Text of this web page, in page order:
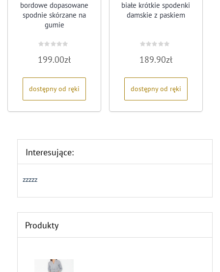
bordowe dopasowane
spodnie skórzane na
gumie
0
na
199.00zł
dostępny od ręki
białe krótkie spodenki
damskie z paskiem
0
na
189.90zł
dostępny od ręki
Interesujące:
zzzzz
Produkty